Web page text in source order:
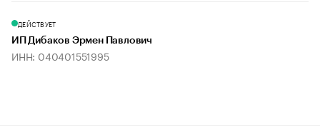
ДЕЙСТВУЕТ
ИП Дибаков Эрмен Павлович
ИНН: 040401551995